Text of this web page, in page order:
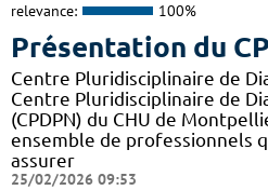
relevance: 100%
Présentation du
Centre Pluridisciplinaire de
Centre Pluridisciplinaire de
(CPDPN) du CHU de
ensemble de professionnels
assurer
25/02/2026 09:53